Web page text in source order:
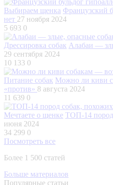
Выбираем щенка Французский
нет 27 ноября 2024
5 693 0
Дрессировка собак Алабаи —
29 сентября 2024
10 133 0
Питание собак Можно ли киви
«против» 8 августа 2024
11 639 0
Мечтаете о щенке ТОП-14 пород
июня 2024
34 299 0
Посмотреть все
Более 1 500 статей
Больше материалов
Популярные статьи